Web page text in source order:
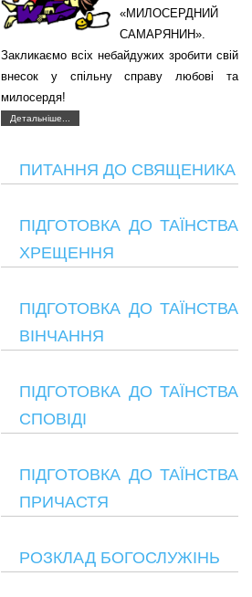
«МИЛОСЕРДНИЙ
САМАРЯНИН».
Закликаємо всіх небайдужих зробити свій
внесок у спільну справу любові та
милосердя!
Детальніше...
ПИТАННЯ ДО СВЯЩЕНИКА
ПІДГОТОВКА ДО ТАЇНСТВА
ХРЕЩЕННЯ
ПІДГОТОВКА ДО ТАЇНСТВА
ВІНЧАННЯ
ПІДГОТОВКА ДО ТАЇНСТВА
СПОВІДІ
ПІДГОТОВКА ДО ТАЇНСТВА
ПРИЧАСТЯ
РОЗКЛАД БОГОСЛУЖІНЬ